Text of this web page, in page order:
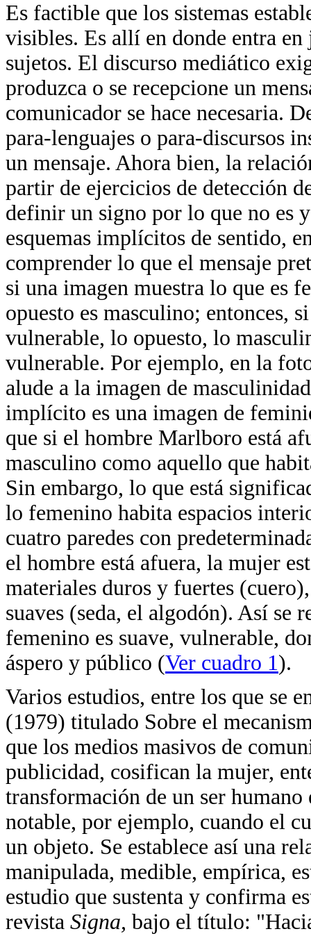
Es factible que los sistemas
visibles. Es allí en donde entra
sujetos. El discurso mediático
produzca o se recepcione un
comunicador se hace necesaria.
para-lenguajes o para-discursos
un mensaje. Ahora bien, la
partir de ejercicios de detección
definir un signo por lo que no es
esquemas implícitos de sentido,
comprender lo que el mensaje
si una imagen muestra lo que es
opuesto es masculino; entonces,
vulnerable, lo opuesto, lo
vulnerable. Por ejemplo, en la
alude a la imagen de
implícito es una imagen de
que si el hombre Marlboro está
masculino como aquello que
Sin embargo, lo que está
lo femenino habita espacios
cuatro paredes con
el hombre está afuera, la mujer
materiales duros y fuertes
suaves (seda, el algodón). Así se
femenino es suave, vulnerable,
áspero y público (Ver cuadro 1).
Varios estudios, entre los que se
(1979) titulado Sobre el
que los medios masivos de
publicidad, cosifican la mujer,
transformación de un ser
notable, por ejemplo, cuando el
un objeto. Se establece así una
manipulada, medible, empírica,
estudio que sustenta y confirma
revista Signa, bajo el título: